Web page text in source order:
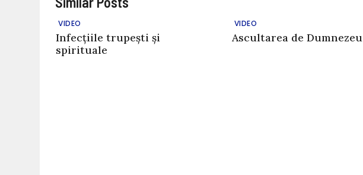
VIDEO
Infecțiile trupești și
spirituale
VIDEO
Ascultarea de Dumnezeu